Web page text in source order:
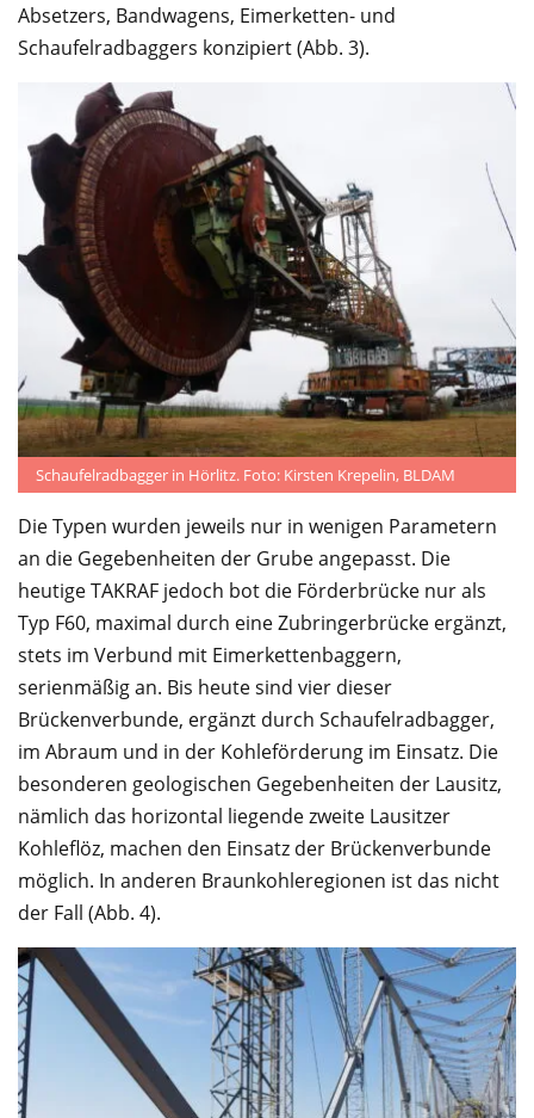
Absetzers, Bandwagens, Eimerketten- und
Schaufelradbaggers konzipiert (Abb. 3).
Schaufelradbagger in Hörlitz. Foto: Kirsten Krepelin, BLDAM
Die Typen wurden jeweils nur in wenigen Parametern
an die Gegebenheiten der Grube angepasst. Die
heutige TAKRAF jedoch bot die Förderbrücke nur als
Typ F60, maximal durch eine Zubringerbrücke ergänzt,
stets im Verbund mit Eimerkettenbaggern,
serienmäßig an. Bis heute sind vier dieser
Brückenverbunde, ergänzt durch Schaufelradbagger,
im Abraum und in der Kohleförderung im Einsatz. Die
besonderen geologischen Gegebenheiten der Lausitz,
nämlich das horizontal liegende zweite Lausitzer
Kohleflöz, machen den Einsatz der Brückenverbunde
möglich. In anderen Braunkohleregionen ist das nicht
der Fall (Abb. 4).